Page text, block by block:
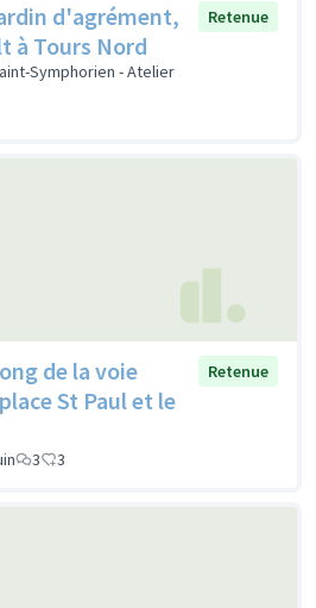
d'agrément,
à Tours Nord
Retenue
Symphorien - Atelier
de la voie
St Paul et le
Retenue
3 3